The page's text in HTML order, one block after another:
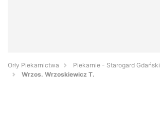
Orły Piekarnictwa
Piekarnie - Starogard Gdański
Wrzos. Wrzoskiewicz T.